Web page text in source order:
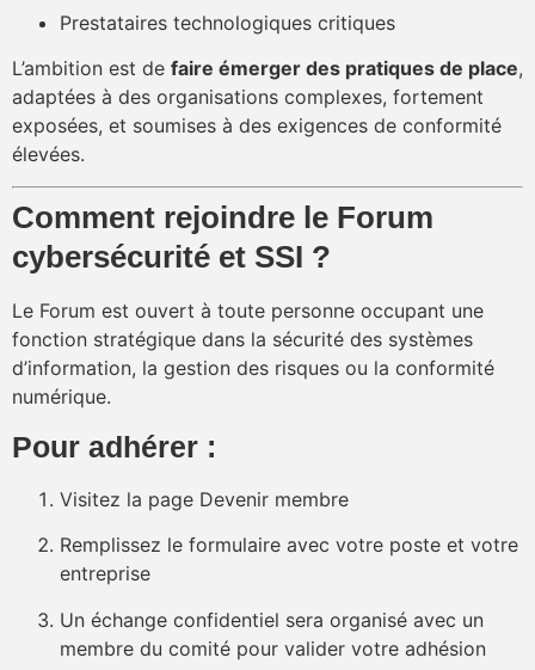
Prestataires technologiques critiques
L’ambition est de faire émerger des pratiques de place,
adaptées à des organisations complexes, fortement
exposées, et soumises à des exigences de conformité
élevées.
Comment rejoindre le Forum
cybersécurité et SSI ?
Le Forum est ouvert à toute personne occupant une
fonction stratégique dans la sécurité des systèmes
d’information, la gestion des risques ou la conformité
numérique.
Pour adhérer :
Visitez la page Devenir membre
Remplissez le formulaire avec votre poste et votre
entreprise
Un échange confidentiel sera organisé avec un
membre du comité pour valider votre adhésion